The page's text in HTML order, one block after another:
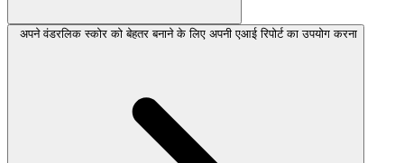
अपने वंडरलिक स्कोर को बेहतर बनाने के लिए अपनी एआई रिपोर्ट का उपयोग करना